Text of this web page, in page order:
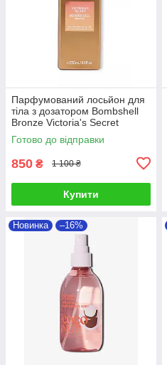
Парфумований лосьйон для
тіла з дозатором Bombshell
Bronze Victoria's Secret
Готово до відправки
850 ₴ 1 100 ₴
Купити
Новинка –16%